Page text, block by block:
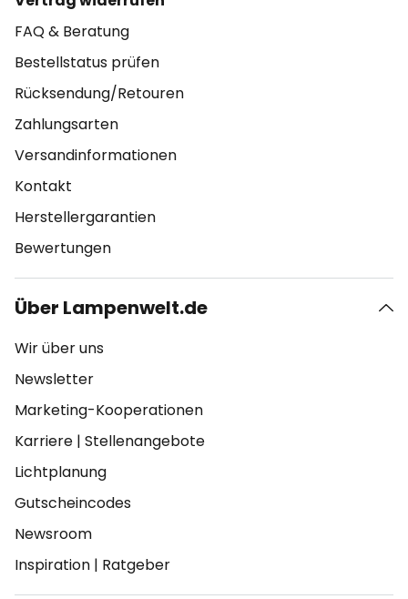
FAQ & Beratung
Bestellstatus prüfen
Rücksendung/Retouren
Zahlungsarten
Versandinformationen
Kontakt
Herstellergarantien
Bewertungen
Über Lampenwelt.de
Wir über uns
Newsletter
Marketing-Kooperationen
Karriere | Stellenangebote
Lichtplanung
Gutscheincodes
Newsroom
Inspiration | Ratgeber